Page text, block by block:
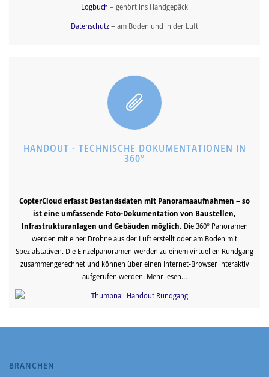
Logbuch – gehört ins Handgepäck
Datenschutz– am Boden und in der Luft
HANDOUT - TECHNISCHE DOKUMENTATIONEN IN
360°
CopterCloud erfasst Bestandsdaten mit Panoramaaufnahmen – so
ist eine umfassende Foto-Dokumentation von Baustellen,
Infrastrukturanlagen und Gebäuden möglich. Die 360° Panoramen
werden mit einer Drohne aus der Luft erstellt oder am Boden mit
Spezialstativen. Die Einzelpanoramen werden zu einem virtuellen Rundgang
zusammengerechnet und können über einen Internet-Browser interaktiv
aufgerufen werden. Mehr lesen…
BRANCHEN